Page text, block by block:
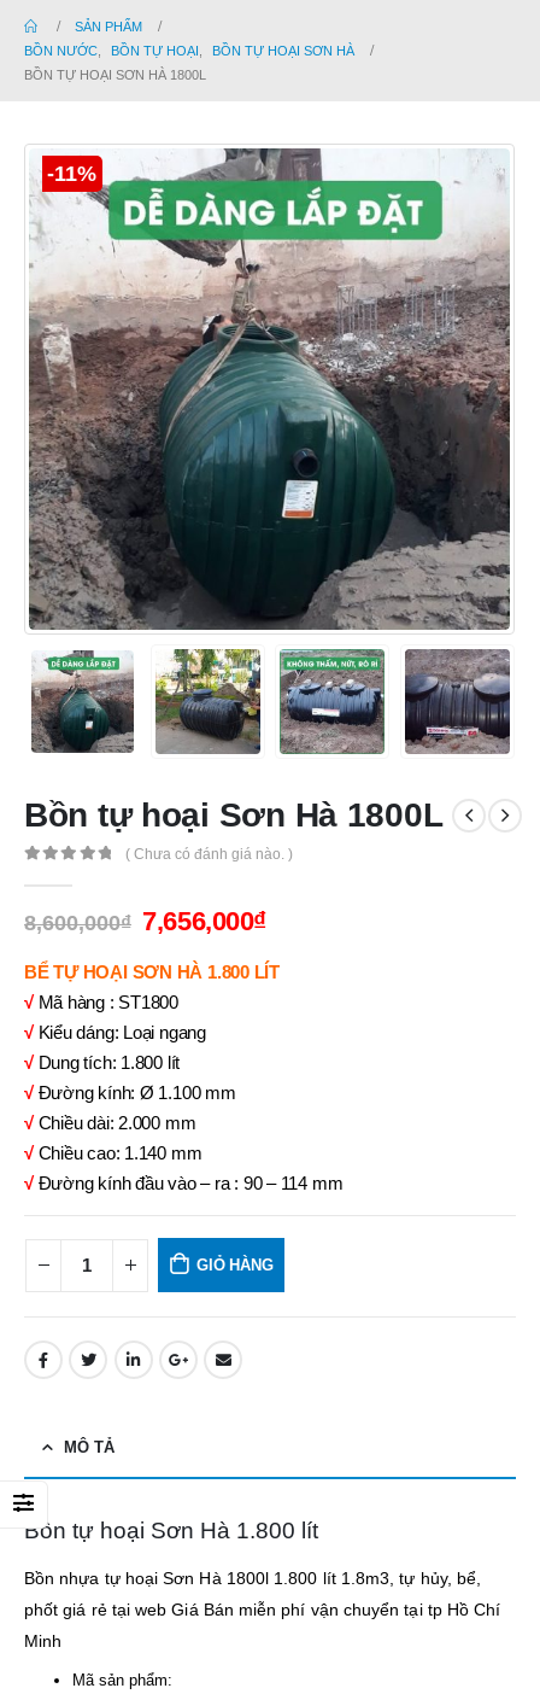
SẢN PHẨM
BỒN NƯỚC
BỒN TỰ HOẠI
BỒN TỰ HOẠI SƠN HÀ
BỒN TỰ HOẠI SƠN HÀ 1800L
-11%
Bồn tự hoại Sơn Hà 1800L
( Chưa có đánh giá nào. )
8,600,000₫ 7,656,000₫
BỂ TỰ HOẠI SƠN HÀ 1.800 LÍT
√Mã hàng : ST1800
√Kiểu dáng: Loại ngang
√Dung tích: 1.800 lít
√Đường kính: Ø 1.100 mm
√Chiều dài: 2.000 mm
√Chiều cao: 1.140 mm
√Đường kính đầu vào – ra : 90 – 114 mm
GIỎ HÀNG
MÔ TẢ
Bồn tự hoại Sơn Hà 1.800 lít
Bồn nhựa tự hoại Sơn Hà 1800l 1.800 lít 1.8m3, tự hủy, bể,
phốt giá rẻ tại web Giá Bán miễn phí vận chuyển tại tp Hồ Chí
Minh
Mã sản phẩm: